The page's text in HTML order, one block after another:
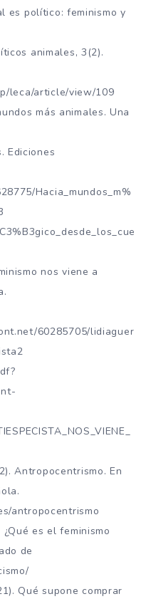
es político: feminismo y
animales, 3(2).
leca/article/view/109
más animales. Una
Ediciones
Hacia_mundos_m%
nos viene a
60285705/lidiaguer
Antropocentrismo. En
antropocentrismo
es el feminismo
de
Qué supone comprar